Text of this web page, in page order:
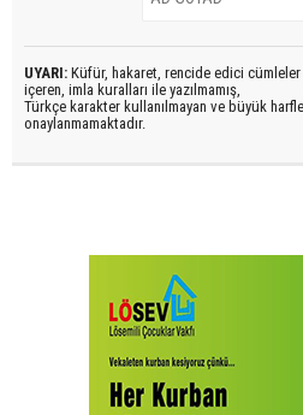
UYARI: Küfür, hakaret, rencide edici cümleler
içeren, imla kuralları ile yazılmamış,
Türkçe karakter kullanılmayan ve büyük
onaylanmamaktadır.